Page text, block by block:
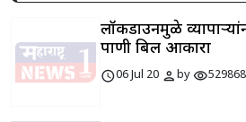
लॉकडाउनमुळे
पाणी बिल आकारा
schedule06 Jul 20 personbyvisibility529868